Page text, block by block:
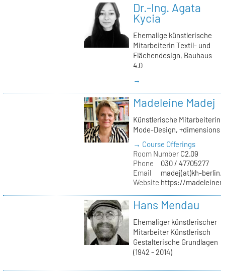
Dr.-Ing. Agata
Kycia
Ehemalige künstlerische
Mitarbeiterin Textil- und
Flächendesign, Bauhaus
4.0
→
Madeleine Madej
Künstlerische Mitarbeiterin
Mode-Design, +dimensions
→ Course Offerings
Room NumberC2.09
Phone
030 / 47705277
Email
madej(at)kh-
Website https://
Hans Mendau
Ehemaliger künstlerischer
Mitarbeiter Künstlerisch
Gestalterische Grundlagen
(1942 - 2014)